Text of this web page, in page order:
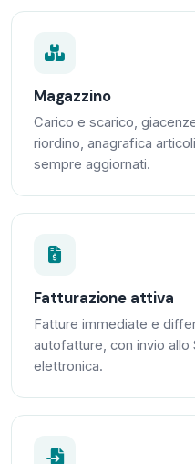
Magazzino
Carico e scarico,
riordino, anagrafica
sempre aggiornati.
Fatturazione attiva
Fatture immediate e
autofatture, con invio allo
elettronica.